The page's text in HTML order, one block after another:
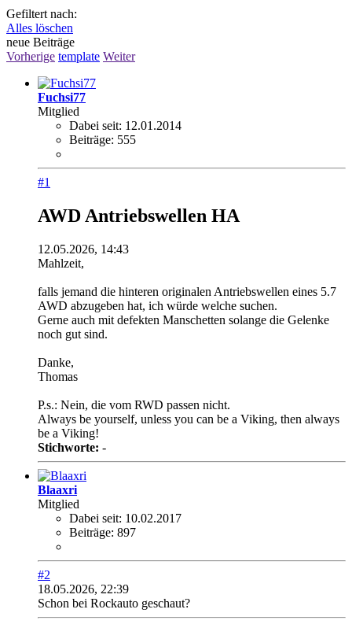
Gefiltert nach:
Alles löschen
neue Beiträge
Vorherige template Weiter
Fuchsi77
Mitglied
Dabei seit: 12.01.2014
Beiträge: 555
#1
AWD Antriebswellen HA
12.05.2026, 14:43
Mahlzeit,
falls jemand die hinteren originalen Antriebswellen eines 5.7
AWD abzugeben hat, ich würde welche suchen.
Gerne auch mit defekten Manschetten solange die Gelenke
noch gut sind.
Danke,
Thomas
P.s.: Nein, die vom RWD passen nicht.
Always be yourself, unless you can be a Viking, then always
be a Viking!
Stichworte: -
Blaaxri
Mitglied
Dabei seit: 10.02.2017
Beiträge: 897
#2
18.05.2026, 22:39
Schon bei Rockauto geschaut?